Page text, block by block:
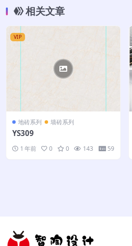
相关文章
VIP
地砖系列 墙砖系列
YS309
1 年前 0 0 143 59